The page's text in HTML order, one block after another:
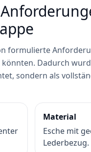
formulierte
Dadurch
sondern als
Material
Esche mit
Lederbezug.